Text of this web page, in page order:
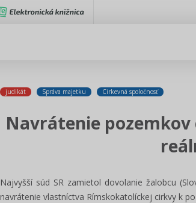
judikát Správa majetku Cirkevná spoločnosť
Navrátenie
Najvyšší súd SR zamietol dovolanie žalobcu
navrátenie vlastníctva Rímskokatolíckej cirkvy k